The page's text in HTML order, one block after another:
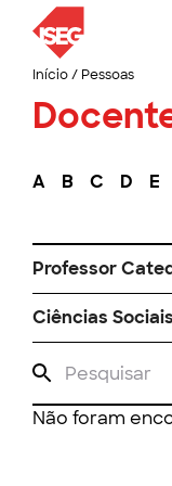
Início/ Pessoas
A B C D E
Professor
Ciências Sociais
Não foram